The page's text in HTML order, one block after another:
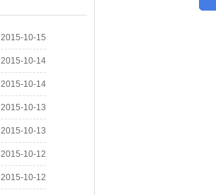
2015-10-15
2015-10-14
2015-10-14
2015-10-13
2015-10-13
2015-10-12
2015-10-12